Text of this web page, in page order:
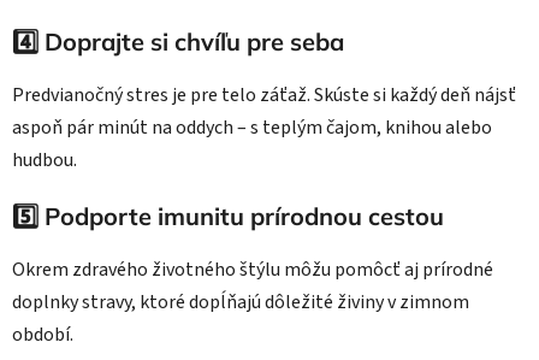
4️⃣ Doprajte si chvíľu pre seba
Predvianočný stres je pre telo záťaž. Skúste si každý deň nájsť
aspoň pár minút na oddych – s teplým čajom, knihou alebo
hudbou.
5️⃣ Podporte imunitu prírodnou cestou
Okrem zdravého životného štýlu môžu pomôcť aj prírodné
doplnky stravy, ktoré dopĺňajú dôležité živiny v zimnom
období.